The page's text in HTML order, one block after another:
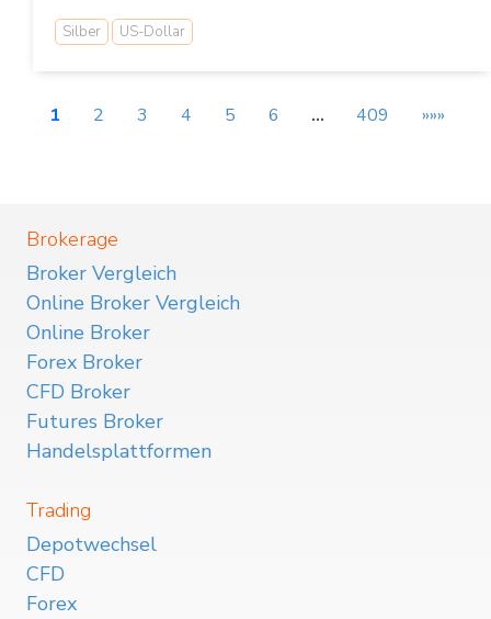
Silber US-Dollar
1 2 3 4 5 6 … 409 »»»
Brokerage
Broker Vergleich
Online Broker Vergleich
Online Broker
Forex Broker
CFD Broker
Futures Broker
Handelsplattformen
Trading
Depotwechsel
CFD
Forex